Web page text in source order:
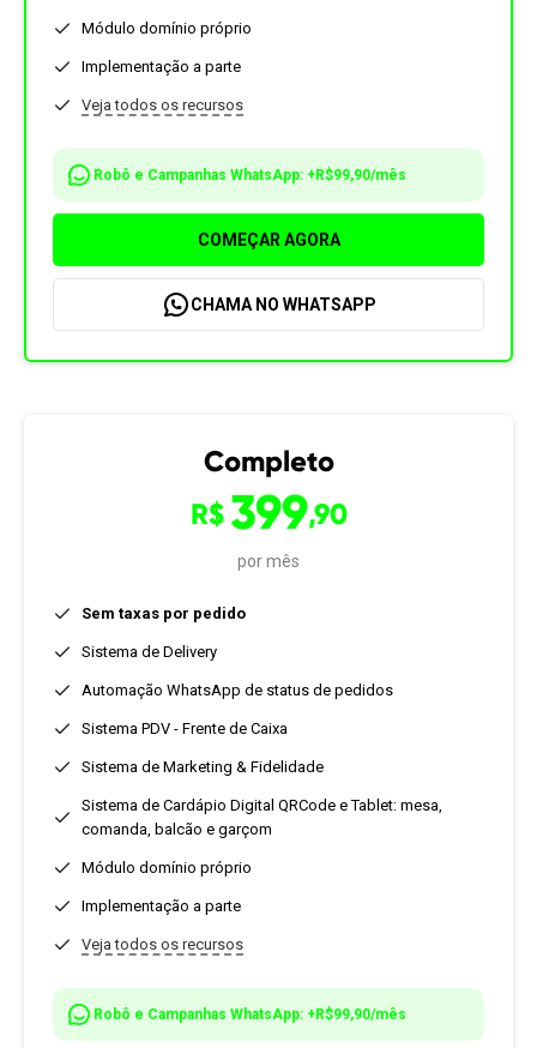
Módulo domínio próprio
Implementação a parte
Veja todos os recursos
Robô e Campanhas WhatsApp: +R$99,90/mês
COMEÇAR AGORA
CHAMA NO WHATSAPP
Completo
R$ 399,90
por mês
Sem taxas por pedido
Sistema de Delivery
Automação WhatsApp de status de pedidos
Sistema PDV - Frente de Caixa
Sistema de Marketing & Fidelidade
Sistema de Cardápio Digital QRCode e Tablet: mesa,
comanda, balcão e garçom
Módulo domínio próprio
Implementação a parte
Veja todos os recursos
Robô e Campanhas WhatsApp: +R$99,90/mês